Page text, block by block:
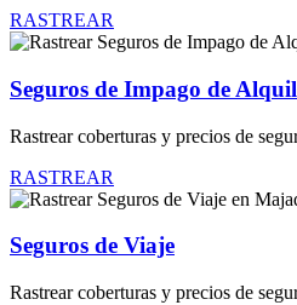
RASTREAR
Seguros de Impago de
Rastrear coberturas y precios de
RASTREAR
Seguros de Viaje
Rastrear coberturas y precios de